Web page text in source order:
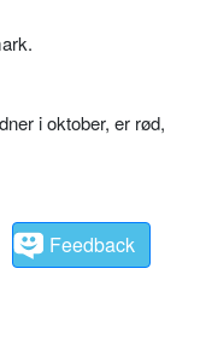
i oktober, er rød,
Feedback